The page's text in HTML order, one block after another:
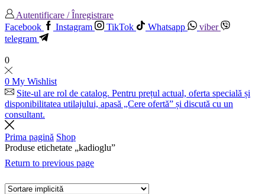
Autentificare / Înregistrare
Facebook
Instagram TikTok Whatsapp
viber
telegram
0
0 My Wishlist
Site-ul are rol de catalog. Pentru prețul actual, oferta specială și
disponibilitatea utilajului, apasă „Cere ofertă” și discută cu un
consultant.
Prima pagină Shop
Produse etichetate „kadioglu”
Return to previous page